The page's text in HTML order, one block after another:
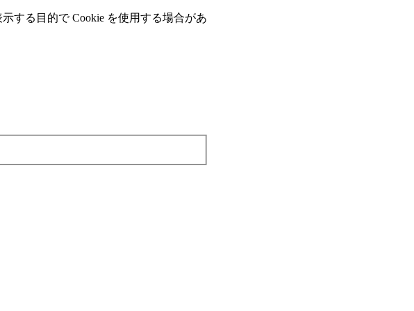
する⽬的で Cookie を使⽤する場合があ